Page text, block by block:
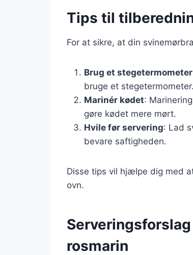
Tips til
For at sikre, at din
Brug et stegetermometer
bruge et
Marinér kødet:
gøre kødet mere mørt.
Hvile før servering: Lad
bevare saftigheden.
Disse tips vil hjælpe dig med
ovn.
rosmarin